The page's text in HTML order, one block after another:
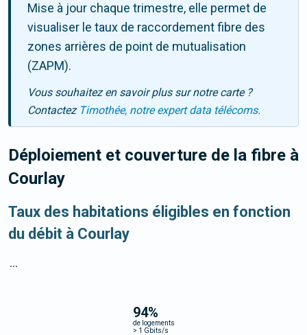
Mise à jour chaque trimestre, elle permet de
visualiser le taux de raccordement fibre des
zones arrières de point de mutualisation
(ZAPM).
Vous souhaitez en savoir plus sur notre carte ?
Contactez Timothée, notre expert data télécoms.
Déploiement et couverture de la fibre à
Courlay
Taux des habitations éligibles en fonction
du débit à Courlay
94%
de logements
> 1 Gbits/s
...